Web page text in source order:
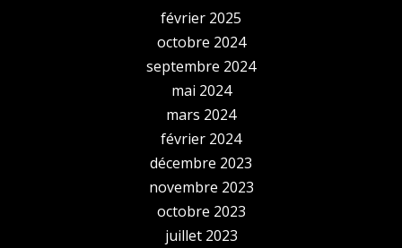
février 2025
octobre 2024
septembre 2024
mai 2024
mars 2024
février 2024
décembre 2023
novembre 2023
octobre 2023
juillet 2023